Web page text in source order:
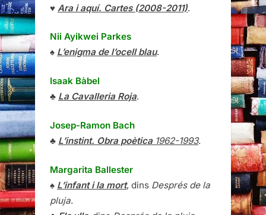
♥ Ara i aquí. Cartes (2008-2011).
Nii Ayikwei Parkes
♠ L’enigma de l’ocell blau.
Isaak Bàbel
♣ La Cavalleria Roja.
Josep-Ramon Bach
♣ L’instint. Obra poètica1962-1993.
Margarita Ballester
♠ L’infant i la mort, dins Després de la
pluja.